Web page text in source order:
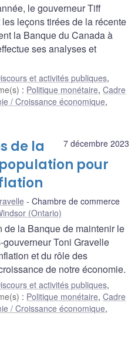
le gouverneur Tiff
leçons tirées de la récente
la Banque du Canada à
ses analyses et
et activités publiques,
: Politique monétaire,Cadre
/ Croissance économique,
7 décembre 2023
de la
pour
Chambre de commerce
(Ontario)
la Banque de maintenir le
Toni Gravelle
et du rôle des
de notre économie.
et activités publiques,
: Politique monétaire,Cadre
/ Croissance économique,